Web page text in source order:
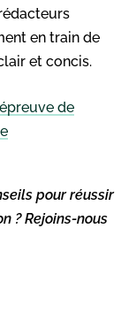
en train de
et concis.
de
pour réussir
? Rejoins-nous